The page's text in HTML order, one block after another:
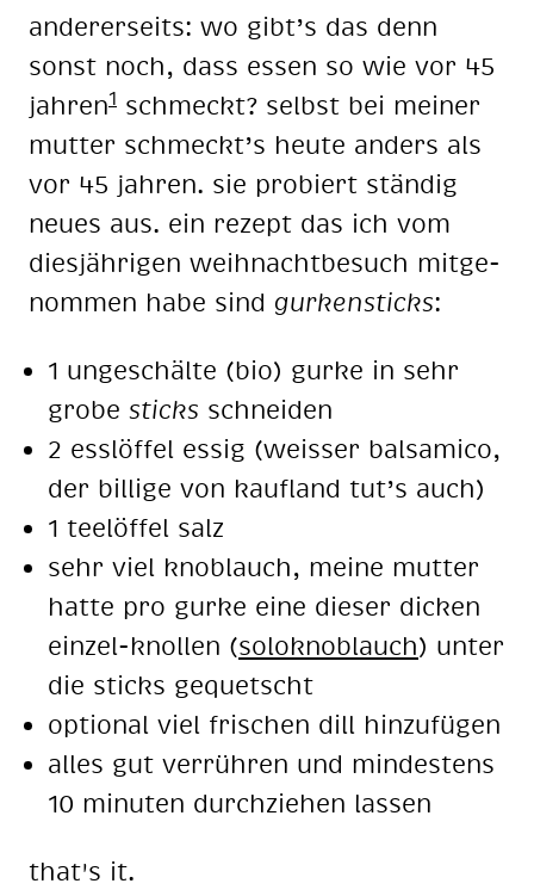
an­de­rer­seits: wo gibt’s das denn
sonst noch, dass es­sen so wie vor 45
jah­ren1 schmeckt? selbst bei mei­ner
mut­ter schmeckt’s heu­te an­ders als
vor 45 jah­ren. sie pro­biert stän­dig
neu­es aus. ein re­zept das ich vom
dies­jäh­ri­gen weih­nacht­be­such mit­ge­
nom­men habe sind gur­ken­sticks:
1 un­ge­schäl­te (bio) gur­ke in sehr
gro­be sticks schnei­den
2 ess­löf­fel es­sig (weis­ser bal­sa­mi­co,
der bil­li­ge von kauf­land tut’s auch)
1 tee­löf­fel salz
sehr viel knob­lauch, mei­ne mut­ter
hat­te pro gur­ke eine die­ser di­cken
ein­zel-knol­len (so­lo­knob­lauch) un­ter
die sticks ge­quetscht
op­tio­nal viel fri­schen dill hin­zu­fü­gen
al­les gut ver­rüh­ren und min­des­tens
10 mi­nu­ten durch­zie­hen las­sen
tha­t's it.